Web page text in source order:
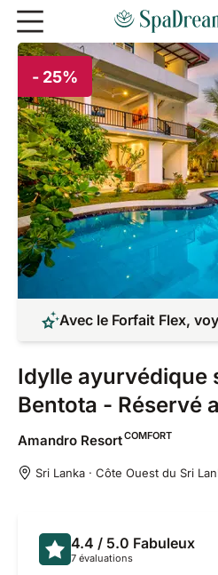
Aller au contenu principal
- 25%
Avec le Forfait Flex,
Idylle ayurvédique
Bentota - Réservé
Amandro ResortCOMFORT
Sri Lanka · Côte Ouest du Sri
4.4 / 5.0 Fabuleux
7 évaluations